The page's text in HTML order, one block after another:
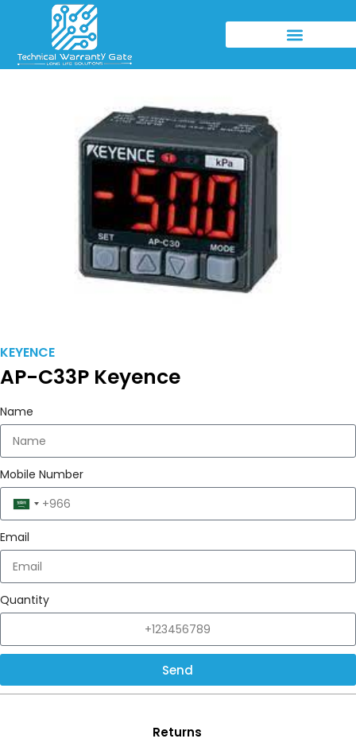
KEYENCE
AP-C33P Keyence
Name
Mobile Number
Saudi
Arabia
+966
Email
Quantity
Send
Returns